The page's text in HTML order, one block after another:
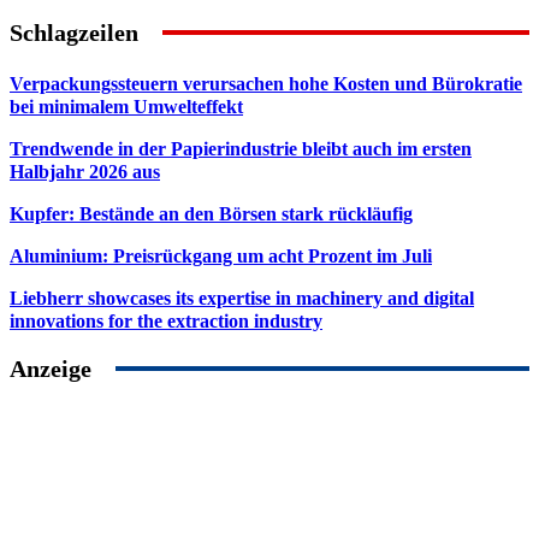
Schlagzeilen
Verpackungssteuern verursachen hohe Kosten und Bürokratie
bei minimalem Umwelteffekt
Trendwende in der Papierindustrie bleibt auch im ersten
Halbjahr 2026 aus
Kupfer: Bestände an den Börsen stark rückläufig
Aluminium: Preisrückgang um acht Prozent im Juli
Liebherr showcases its expertise in machinery and digital
innovations for the extraction industry
Anzeige